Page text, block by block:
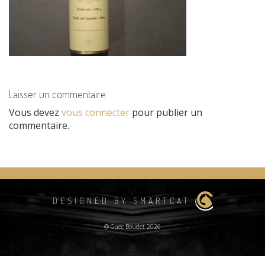
Laisser un commentaire
Vous devez vous connecter pour publier un
commentaire.
DESIGNED BY SMARTCAT
@ Gaec Boudet 2026